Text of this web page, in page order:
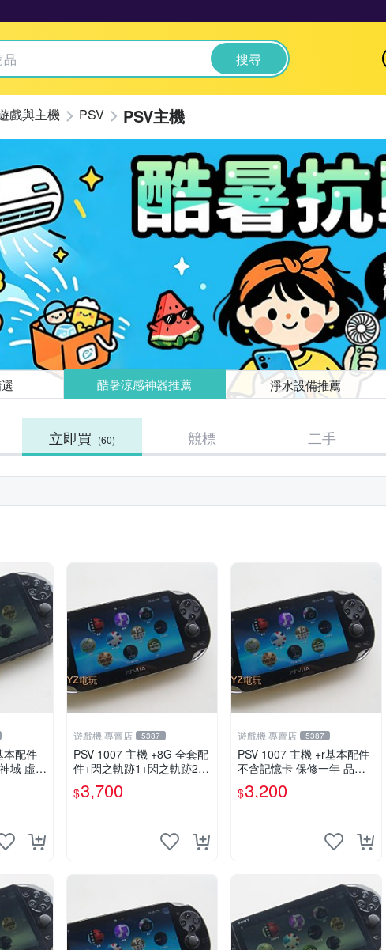
搜尋
戲與主機 PSV PSV主機
酷暑涼感神器推薦 淨水設備推薦
立即買 (60) 競標 二手
本配件
虛空
遊戲機 專賣店 5387
PSV 1007 主機 +8G 全套配
件+閃之軌跡1+閃之軌跡2
保修一年 品質有保障
$3,700
遊戲機 專賣店 5387
PSV 1007 主機 +r基本配件
不含記憶卡 保修一年 品質
有保障
$3,200